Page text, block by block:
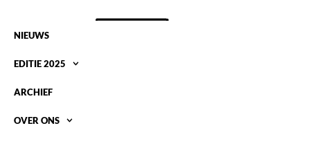
NIEUWS
EDITIE 2025
ARCHIEF
OVER ONS